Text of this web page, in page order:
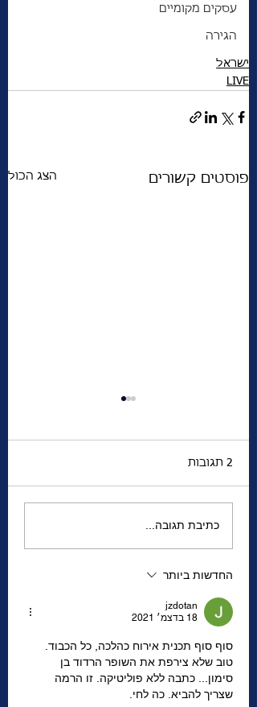
עסקים מקומיים
הגירה
ישראל
LIVE
פוסטים קשורים הצג הכול
הגנרל שהשתגע | מה
ישראל, או הפחד שהוא
2 תגובות
כתיבת תגובה...
החדשות ביותר
jzdotan
18 בדצמ׳ 2021
סוף סוף תכנית אירוח כהלכה, כל הכבוד.
טוב שלא צירפת את השופר הרדוד בן
סימון... כתבה ללא פוליטיקה. זו הרמה
שצריך להביא. כה לחי.